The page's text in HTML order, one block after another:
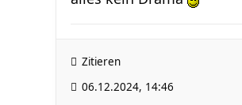
Zitieren
06.12.2024, 14:46